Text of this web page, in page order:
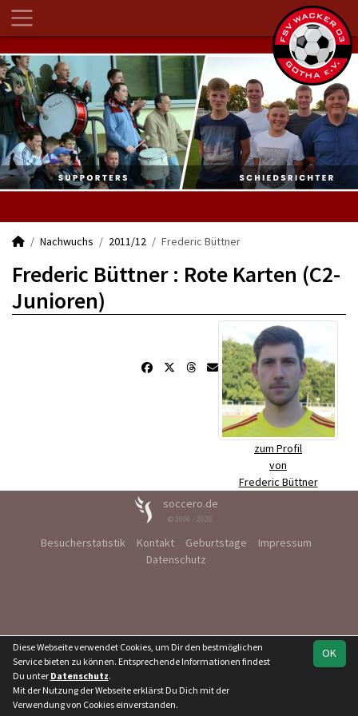
Nachwuchs 2011/12 Frederic Büttner
Frederic Büttner : Rote Karten (C2-
Junioren)
zum Profil
von
Frederic Büttner
soccero.de
© 2006 - 2026
Besucherstatistik Kontakt Geburtstage
Impressum
Datenschutz
OK
Diese Webseite verwendet Cookies, um Dir den bestmöglichen
Service bieten zu können. Entsprechende Informationen findest
Du unter Datenschutz.
Mit der Nutzung der Webseite erklärst Du Dich mit der
Verwendung von Cookies einverstanden.